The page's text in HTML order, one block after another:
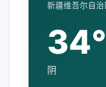
新疆维吾尔自治
34°
阴